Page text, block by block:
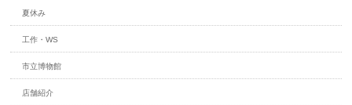
夏休み
工作・WS
市立博物館
店舗紹介